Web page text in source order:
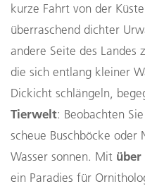
kurze Fahrt von der
überraschend dichter
andere Seite des Landes
die sich entlang kleiner
Dickicht schlängeln,
Tierwelt: Beobachten
scheue Buschböcke
Wasser sonnen. Mit über
ein Paradies für